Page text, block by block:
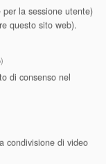
NEWS" -
YouTube?
per la sessione utente)
questo sito web).
di consenso nel
condivisione di video